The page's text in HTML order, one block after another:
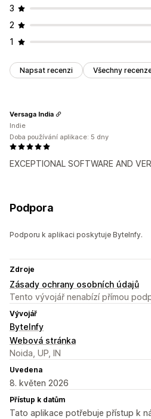
3
2
1
Napsat recenzi Všechny
EXCEPTIONAL SOFTWARE AND
Versaga India
Indie
Doba používání aplikace: 5 dny
Podpora
Podporu k aplikaci poskytuje ByteInfy.
Zdroje
Zásady ochrany osobních údajů
Tento vývojář nenabízí přímou
Vývojář
ByteInfy
Webová stránka
Noida, UP, IN
Uvedena
8. květen 2026
Přístup k datům
Tato aplikace potřebuje přístup k